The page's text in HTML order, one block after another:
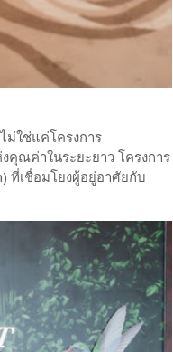
ม่ใช่แค่โครงการ
ณค่าในระยะยาว โครงการ
ที่เชื่อมโยงผู้อยู่อาศัยกับ